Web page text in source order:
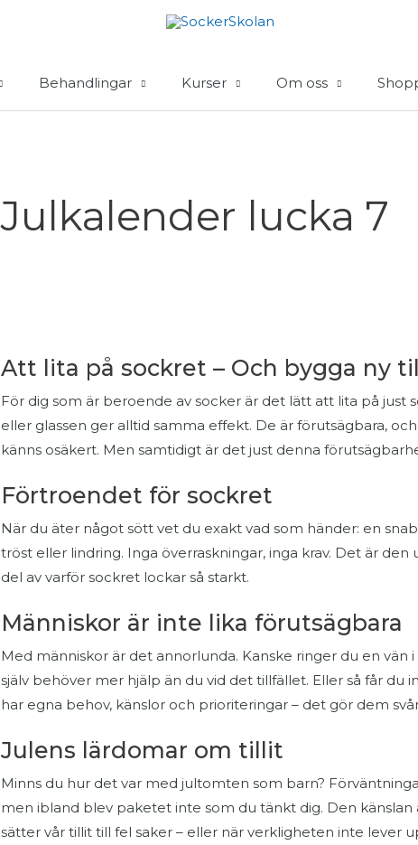
Behandlingar Kurser Om oss
Julkalender lucka 7
Att lita på sockret – Och bygga ny
För dig som är beroende av socker är det lätt att lita på just
eller glassen ger alltid samma effekt. De är förutsägbara,
känns osäkert. Men samtidigt är det just denna
Förtroendet för sockret
När du äter något sött vet du exakt vad som händer: en
tröst eller lindring. Inga överraskningar, inga krav. Det är
del av varför sockret lockar så starkt.
Människor är inte lika förutsägbara
Med människor är det annorlunda. Kanske ringer du en
själv behöver mer hjälp än du vid det tillfället. Eller så får du
har egna behov, känslor och prioriteringar – det gör dem
Julens lärdomar om tillit
Minns du hur det var med jultomten som barn?
men ibland blev paketet inte som du tänkt dig. Den känslan
sätter vår tillit till fel saker – eller när verkligheten inte lever